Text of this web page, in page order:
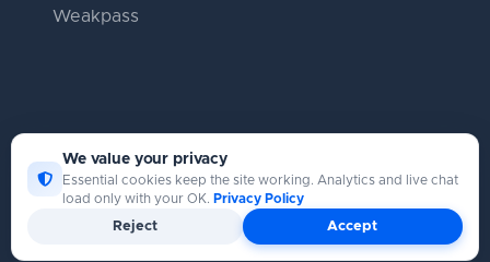
Weakpass
Copyright © Catpasswd 2026
We value your privacy
Essential cookies keep the site working. Analytics and live chat
load only with your OK. Privacy Policy
Reject Accept